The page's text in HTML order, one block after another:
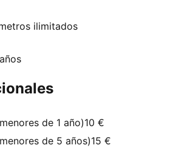
ilimitados
años
de 1 año)10 €
de 5 años)15 €